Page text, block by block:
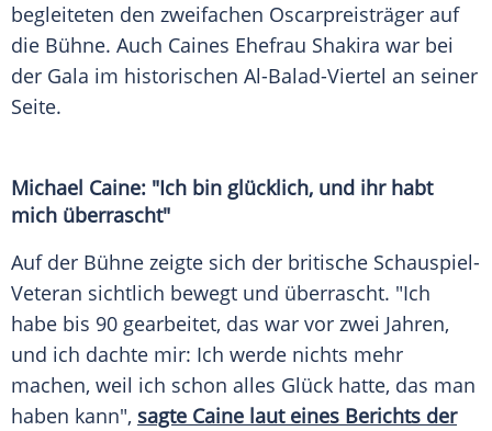
begleiteten den zweifachen Oscarpreisträger auf
die Bühne. Auch Caines Ehefrau Shakira war bei
der Gala im historischen Al-Balad-Viertel an seiner
Seite.
Michael Caine: "Ich bin glücklich, und ihr habt
mich überrascht"
Auf der Bühne zeigte sich der britische Schauspiel-
Veteran sichtlich bewegt und überrascht. "Ich
habe bis 90 gearbeitet, das war vor zwei Jahren,
und ich dachte mir: Ich werde nichts mehr
machen, weil ich schon alles Glück hatte, das man
haben kann", sagte Caine laut eines Berichts der